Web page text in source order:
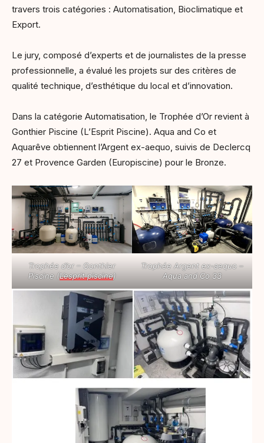
travers trois catégories : Automatisation, Bioclimatique et
Export.
Le jury, composé d’experts et de journalistes de la presse
professionnelle, a évalué les projets sur des critères de
qualité technique, d’esthétique du local et d’innovation.
Dans la catégorie Automatisation, le Trophée d’Or revient à
Gonthier Piscine (L’Esprit Piscine). Aqua and Co et
Aquarêve obtiennent l’Argent ex-aequo, suivis de Declercq
27 et Provence Garden (Europiscine) pour le Bronze.
Trophée d’or – Gonthier
Piscine (L’esprit piscine)
Trophée Argent ex-aequo –
Aqua and Co 33